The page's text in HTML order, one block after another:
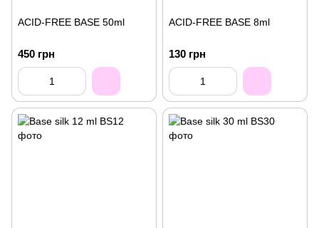
ACID-FREE BASE 50ml
450 грн
ACID-FREE BASE 8ml
130 грн